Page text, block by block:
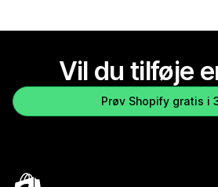
Vil du tilføje
Prøv Shopify gratis i